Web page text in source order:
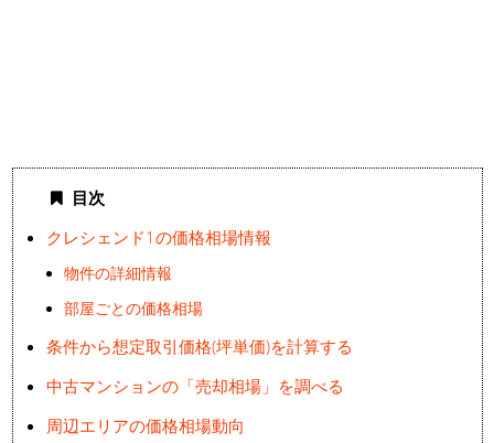
目次
クレシェンド1の価格相場情報
物件の詳細情報
部屋ごとの価格相場
条件から想定取引価格(坪単価)を計算する
中古マンションの「売却相場」を調べる
周辺エリアの価格相場動向